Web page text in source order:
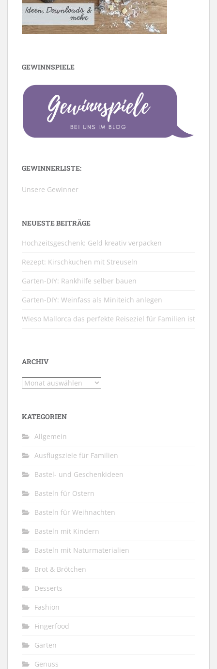
GEWINNSPIELE
GEWINNERLISTE:
Unsere Gewinner
NEUESTE BEITRÄGE
Hochzeitsgeschenk: Geld kreativ verpacken
Rezept: Kirschkuchen mit Streuseln
Garten-DIY: Rankhilfe selber bauen
Garten-DIY: Weinfass als Miniteich anlegen
Wieso Mallorca das perfekte Reiseziel für Familien ist
ARCHIV
Archiv
KATEGORIEN
Allgemein
Ausflugsziele für Familien
Bastel- und Geschenkideen
Basteln für Ostern
Basteln für Weihnachten
Basteln mit Kindern
Basteln mit Naturmaterialien
Brot & Brötchen
Desserts
Fashion
Fingerfood
Garten
Genuss